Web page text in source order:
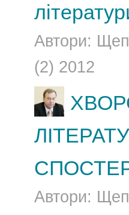
Автори:
(2) 2012
Автори: